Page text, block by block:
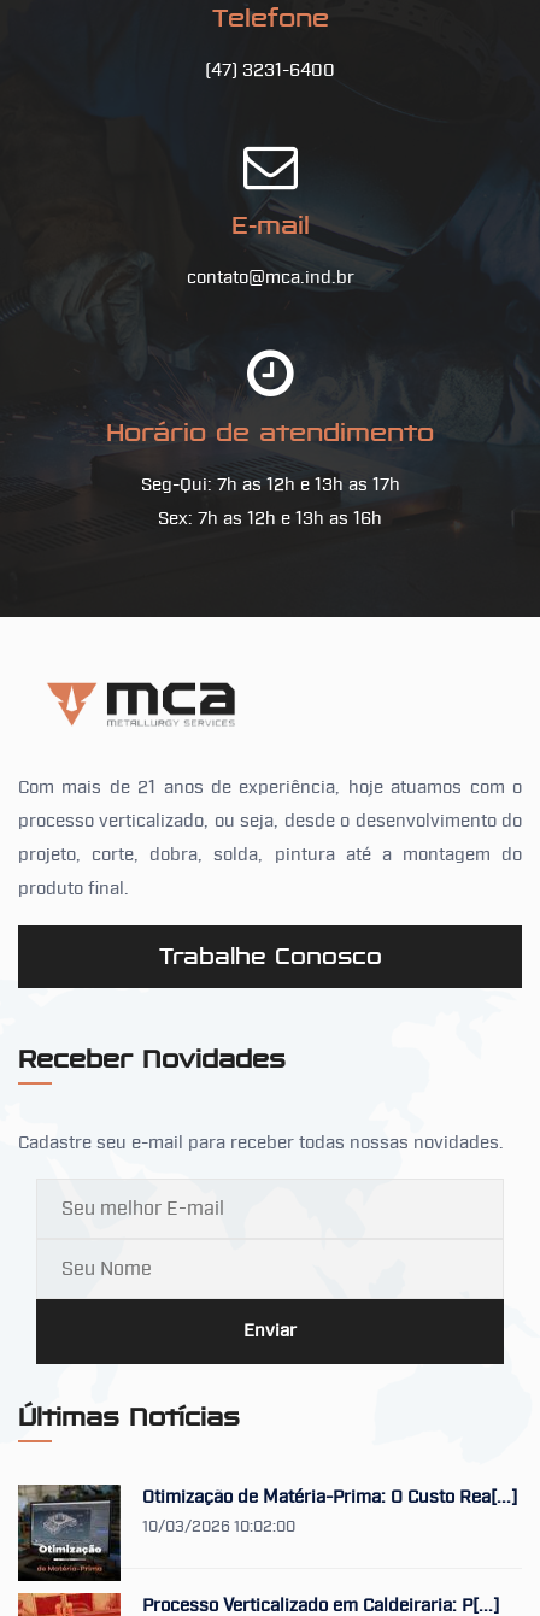
Telefone
(47) 3231-6400
E-mail
contato@mca.ind.br
Horário de atendimento
Seg-Qui: 7h as 12h e 13h as 17h
Sex: 7h as 12h e 13h as 16h
Com mais de 21 anos de experiência, hoje atuamos com o
processo verticalizado, ou seja, desde o desenvolvimento do
projeto, corte, dobra, solda, pintura até a montagem do
produto final.
Trabalhe Conosco
Receber Novidades
Cadastre seu e-mail para receber todas nossas novidades.
Enviar
Últimas Notícias
Otimização de Matéria-Prima: O Custo Rea[...]
10/03/2026 10:02:00
Processo Verticalizado em Caldeiraria: P[...]